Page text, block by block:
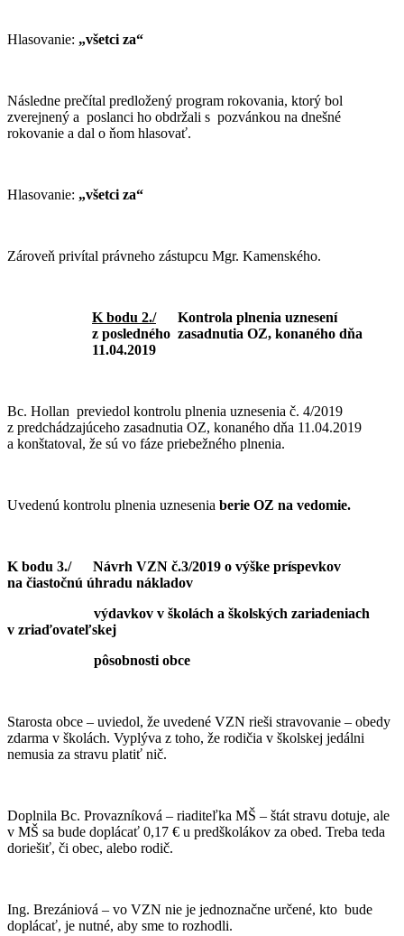
Hlasovanie: „všetci za“
Následne prečítal predložený program rokovania, ktorý bol
zverejnený a poslanci ho obdržali s pozvánkou na dnešné
rokovanie a dal o ňom hlasovať.
Hlasovanie: „všetci za“
Zároveň privítal právneho zástupcu Mgr. Kamenského.
K bodu 2./
Kontrola plnenia uznesení
z posledného zasadnutia OZ, konaného dňa
11.04.2019
Bc. Hollan previedol kontrolu plnenia uznesenia č. 4/2019
z predchádzajúceho zasadnutia OZ, konaného dňa 11.04.2019
a konštatoval, že sú vo fáze priebežného plnenia.
Uvedenú kontrolu plnenia uznesenia berie OZ na vedomie.
K bodu 3./ Návrh VZN č.3/2019 o výške príspevkov
na čiastočnú úhradu nákladov
výdavkov v školách a školských zariadeniach
v zriaďovateľskej
pôsobnosti obce
Starosta obce – uviedol, že uvedené VZN rieši stravovanie – obedy
zdarma v školách. Vyplýva z toho, že rodičia v školskej jedálni
nemusia za stravu platiť nič.
Doplnila Bc. Provazníková – riaditeľka MŠ – štát stravu dotuje, ale
v MŠ sa bude doplácať 0,17 € u predškolákov za obed. Treba teda
doriešiť, či obec, alebo rodič.
Ing. Brezániová – vo VZN nie je jednoznačne určené, kto bude
doplácať, je nutné, aby sme to rozhodli.